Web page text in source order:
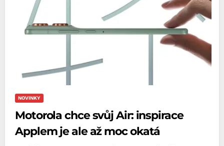
NOVINKY
Motorola chce svůj Air: inspirace
Applem je ale až moc okatá